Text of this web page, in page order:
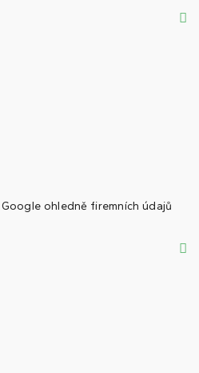
ohledně firemních údajů